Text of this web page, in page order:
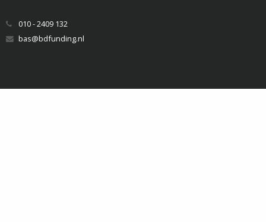
010 - 2409 132
bas@bdfunding.nl